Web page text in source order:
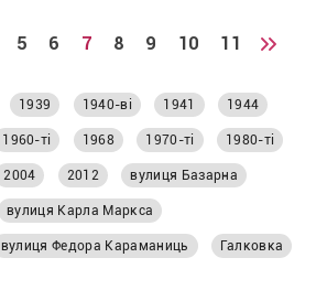
5 6 7 8 9 10 11
1939 1940-ві 1941 1944
1960-ті 1968 1970-ті 1980-ті
2004 2012 вулиця Базарна
вулиця Карла Маркса
вулиця Федора Караманиць Галковка